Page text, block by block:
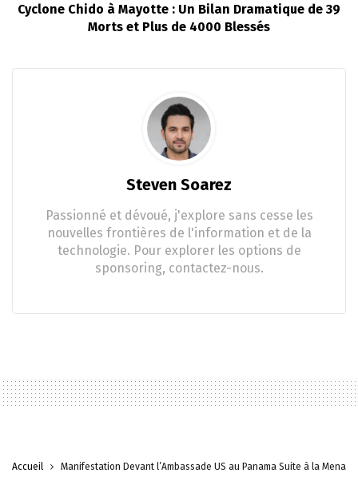
Cyclone Chido à Mayotte : Un Bilan Dramatique de 39
Morts et Plus de 4000 Blessés
Steven Soarez
Passionné et dévoué, j'explore sans cesse les
nouvelles frontières de l'information et de la
technologie. Pour explorer les options de
sponsoring, contactez-nous.
Accueil Manifestation Devant l’Ambassade US au Panama Suite à la